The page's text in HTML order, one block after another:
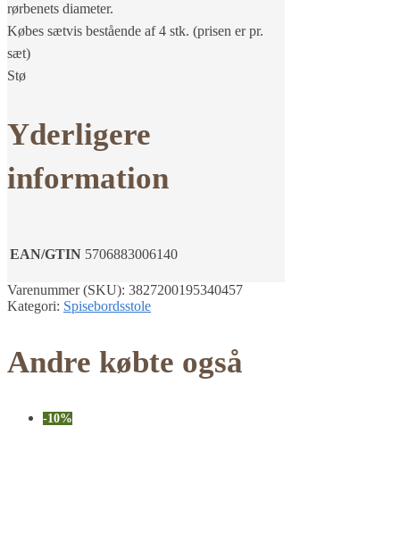
rørbenets diameter.
Købes sætvis bestående af 4 stk. (prisen er pr.
sæt)
Stø
Yderligere
information
EAN/GTIN 5706883006140
Varenummer (SKU): 3827200195340457
Kategori: Spisebordsstole
Andre købte også
-10%